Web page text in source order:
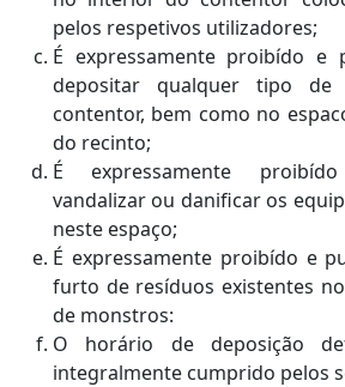
pelos respetivos utilizadores;
É expressamente proibído e
depositar qualquer tipo
contentor, bem como no
do recinto;
É expressamente
vandalizar ou danificar os
neste espaço;
É expressamente proibído e
furto de resíduos existentes
de monstros:
O horário de deposição
integralmente cumprido pelos